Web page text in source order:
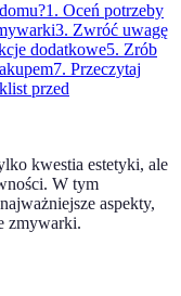
1. Oceń potrzeby
3. Zwróć uwagę
dodatkowe5. Zrób
7. Przeczytaj
przed
kwestia estetyki, ale
W tym
aspekty,
zmywarki.